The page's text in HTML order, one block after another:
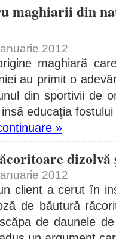
maghiarii din
2012
maghiară
au primit o
din sportivii de
educaţia
»
dizolvă
2012
client a cerut în
de băutură
de daunele